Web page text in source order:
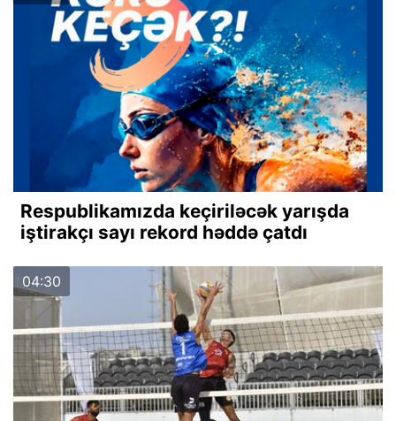
Respublikamızda keçiriləcək yarışda
iştirakçı sayı rekord həddə çatdı
04:30